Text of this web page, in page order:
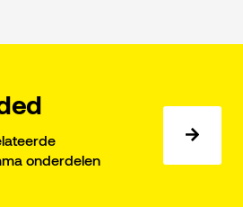
onderdelen